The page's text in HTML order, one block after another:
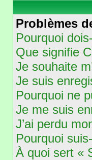
Problèmes
Pourquoi
Que signifie
Je souhaite
Je suis
Pourquoi ne
Je me suis
J’ai perdu
Pourquoi
À quoi sert «